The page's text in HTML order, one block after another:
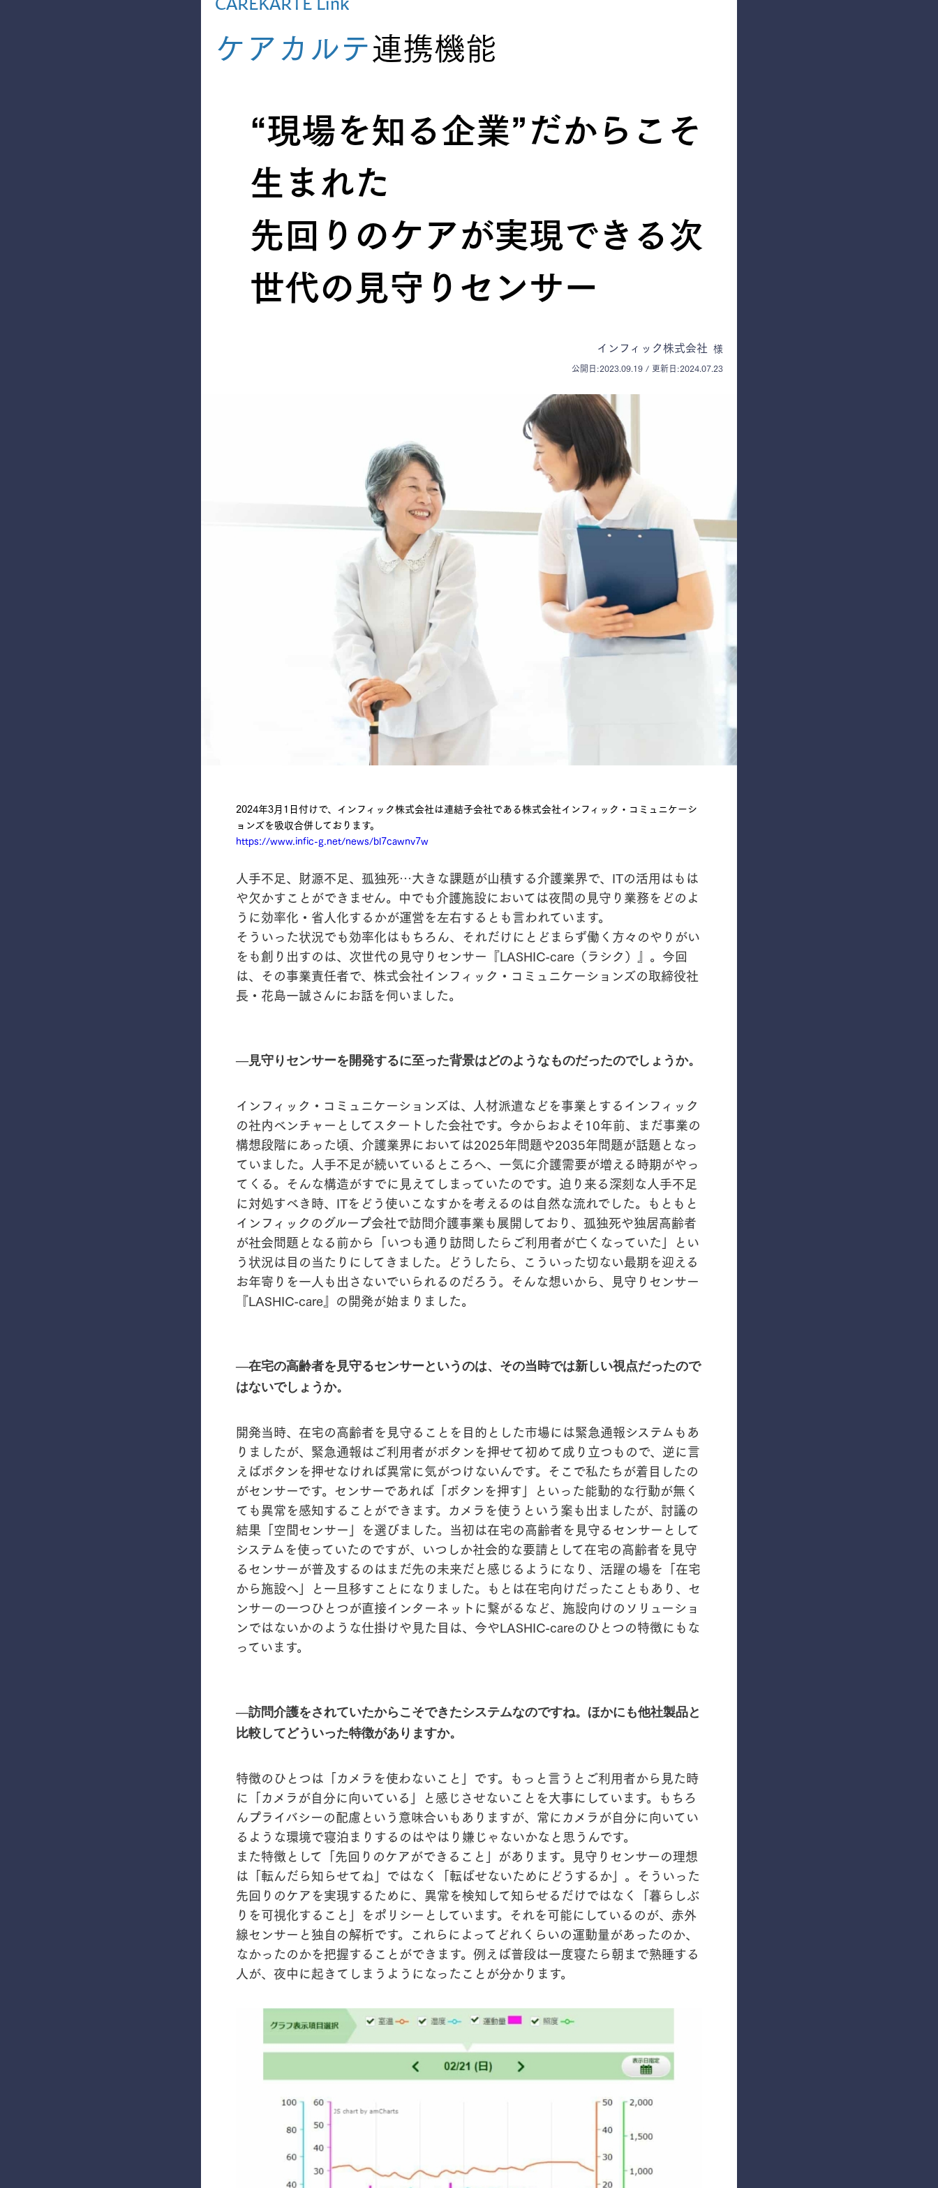
ケアカルテ連携機能
“現場を知る企業”だからこそ
生まれた
先回りのケアが実現できる次
世代の見守りセンサー
インフィック株式会社 様
公開日:2023.09.19 / 更新日:2024.07.23
2024年3月1日付けで、インフィック株式会社は連結子会社である株式会社インフィック・コミュニケーシ
ョンズを吸収合併しております。
https://www.infic-g.net/news/bl7cawnv7w
人手不足、財源不足、孤独死…大きな課題が山積する介護業界で、ITの活用はもは
や欠かすことができません。中でも介護施設においては夜間の見守り業務をどのよ
うに効率化・省人化するかが運営を左右するとも言われています。
そういった状況でも効率化はもちろん、それだけにとどまらず働く方々のやりがい
をも創り出すのは、次世代の見守りセンサー『LASHIC-care（ラシク）』。今回
は、その事業責任者で、株式会社インフィック・コミュニケーションズの取締役社
長・花島一誠さんにお話を伺いました。
―見守りセンサーを開発するに至った背景はどのようなものだったのでしょうか。
インフィック・コミュニケーションズは、人材派遣などを事業とするインフィック
の社内ベンチャーとしてスタートした会社です。今からおよそ10年前、まだ事業の
構想段階にあった頃、介護業界においては2025年問題や2035年問題が話題となっ
ていました。人手不足が続いているところへ、一気に介護需要が増える時期がやっ
てくる。そんな構造がすでに見えてしまっていたのです。迫り来る深刻な人手不足
に対処すべき時、ITをどう使いこなすかを考えるのは自然な流れでした。もともと
インフィックのグループ会社で訪問介護事業も展開しており、孤独死や独居高齢者
が社会問題となる前から「いつも通り訪問したらご利用者が亡くなっていた」とい
う状況は目の当たりにしてきました。どうしたら、こういった切ない最期を迎える
お年寄りを一人も出さないでいられるのだろう。そんな想いから、見守りセンサー
『LASHIC-care』の開発が始まりました。
―在宅の高齢者を見守るセンサーというのは、その当時では新しい視点だったので
はないでしょうか。
開発当時、在宅の高齢者を見守ることを目的とした市場には緊急通報システムもあ
りましたが、緊急通報はご利用者がボタンを押せて初めて成り立つもので、逆に言
えばボタンを押せなければ異常に気がつけないんです。そこで私たちが着目したの
がセンサーです。センサーであれば「ボタンを押す」といった能動的な行動が無く
ても異常を感知することができます。カメラを使うという案も出ましたが、討議の
結果「空間センサー」を選びました。当初は在宅の高齢者を見守るセンサーとして
システムを使っていたのですが、いつしか社会的な要請として在宅の高齢者を見守
るセンサーが普及するのはまだ先の未来だと感じるようになり、活躍の場を「在宅
から施設へ」と一旦移すことになりました。もとは在宅向けだったこともあり、セ
ンサーの一つひとつが直接インターネットに繋がるなど、施設向けのソリューショ
ンではないかのような仕掛けや見た目は、今やLASHIC-careのひとつの特徴にもな
っています。
―訪問介護をされていたからこそできたシステムなのですね。ほかにも他社製品と
比較してどういった特徴がありますか。
特徴のひとつは「カメラを使わないこと」です。もっと言うとご利用者から見た時
に「カメラが自分に向いている」と感じさせないことを大事にしています。もちろ
んプライバシーの配慮という意味合いもありますが、常にカメラが自分に向いてい
るような環境で寝泊まりするのはやはり嫌じゃないかなと思うんです。
また特徴として「先回りのケアができること」があります。見守りセンサーの理想
は「転んだら知らせてね」ではなく「転ばせないためにどうするか」。そういった
先回りのケアを実現するために、異常を検知して知らせるだけではなく「暮らしぶ
りを可視化すること」をポリシーとしています。それを可能にしているのが、赤外
線センサーと独自の解析です。これらによってどれくらいの運動量があったのか、
なかったのかを把握することができます。例えば普段は一度寝たら朝まで熟睡する
人が、夜中に起きてしまうようになったことが分かります。